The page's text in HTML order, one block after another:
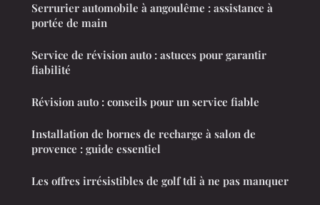
Serrurier automobile à angoulême : assistance à
portée de main
Service de révision auto : astuces pour garantir
fiabilité
Révision auto : conseils pour un service fiable
Installation de bornes de recharge à salon de
provence : guide essentiel
Les offres irrésistibles de golf tdi à ne pas manquer